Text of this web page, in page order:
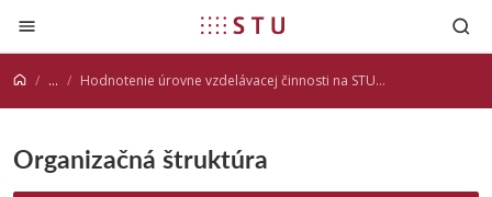
Prejsť na obsah
... Hodnotenie úrovne vzdelávacej činnosti na STU v Bratislave
Organizačná štruktúra